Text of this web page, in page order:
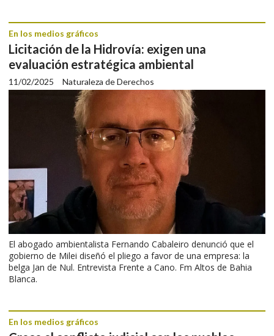
Licitación de la Hidrovía: exigen una
evaluación estratégica ambiental
Naturaleza de Derechos
En los medios gráficos
11/02/2025
El abogado ambientalista Fernando Cabaleiro denunció que el
gobierno de Milei diseñó el pliego a favor de una empresa: la
belga Jan de Nul. Entrevista Frente a Cano. Fm Altos de Bahia
Blanca.
En los medios gráficos